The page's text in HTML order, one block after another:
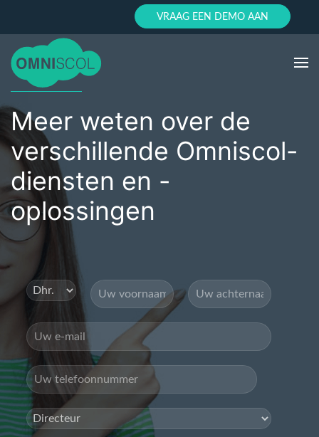
VRAAG EEN DEMO AAN
Meer weten over de
verschillende Omniscol-
diensten en -
oplossingen